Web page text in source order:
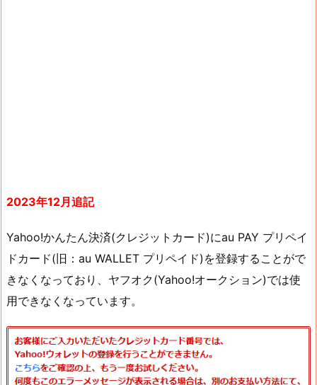
2023年12月追記
Yahoo!かんたん決済(クレジットカード)にau PAY プリペイ
ドカード(旧：au WALLET プリペイド)を登録することがで
きなくなっており、ヤフオク(Yahoo!オークション)では使
用できなくなっています。